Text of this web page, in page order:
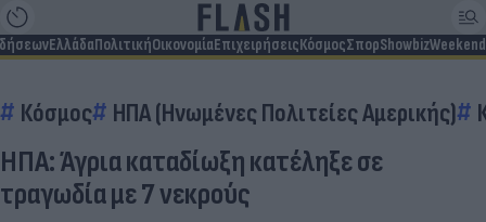
ΕλλάδαΠολιτικήΟικονομίαΕπιχειρήσειςΚόσμοςΣπορShowbizWeekend
Κόσμος ΗΠΑ (Ηνωμένες Πολιτείες Αμερικής)
ΗΠΑ: Άγρια καταδίωξη κατέληξε σε
τραγωδία με 7 νεκρούς